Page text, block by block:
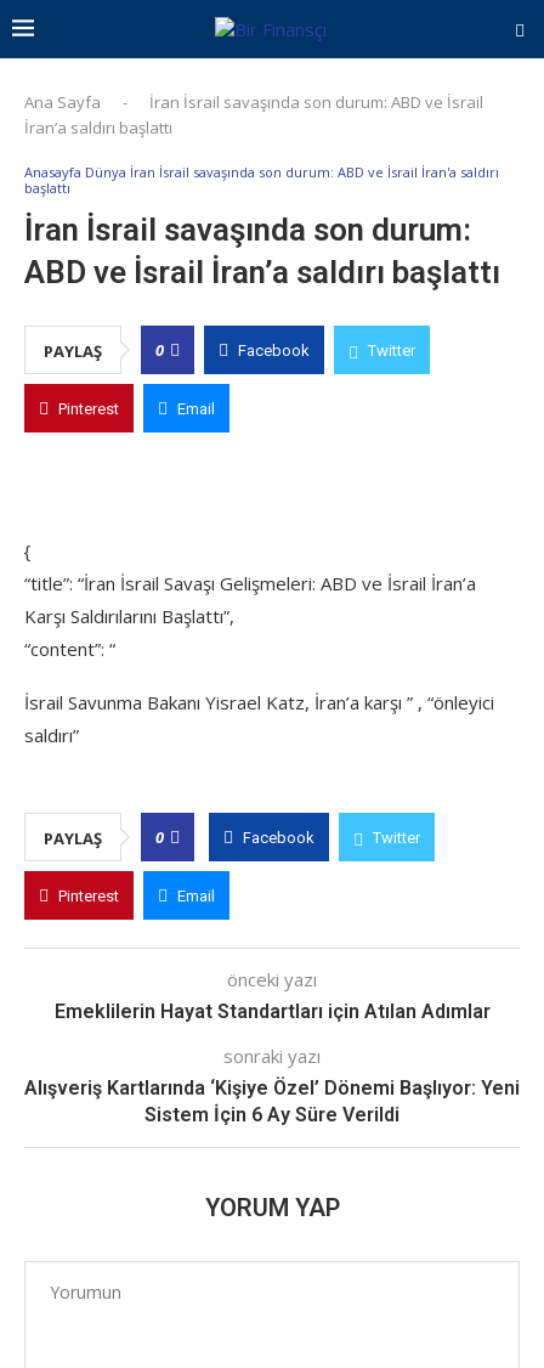
Ana Sayfa -
İran İsrail savaşında son durum: ABD ve İsrail
İran’a saldırı başlattı
Anasayfa Dünya İran İsrail savaşında son durum: ABD ve İsrail İran'a saldırı
başlattı
İran İsrail savaşında son durum:
ABD ve İsrail İran’a saldırı başlattı
PAYLAŞ 0 Facebook Twitter
Pinterest Email
{
“title”: “İran İsrail Savaşı Gelişmeleri: ABD ve İsrail İran’a
Karşı Saldırılarını Başlattı”,
“content”: “
İsrail Savunma Bakanı Yisrael Katz, İran’a karşı ” , “önleyici
saldırı”
PAYLAŞ 0 Facebook Twitter
Pinterest Email
önceki yazı
Emeklilerin Hayat Standartları için Atılan Adımlar
sonraki yazı
Alışveriş Kartlarında ‘Kişiye Özel’ Dönemi Başlıyor: Yeni
Sistem İçin 6 Ay Süre Verildi
YORUM YAP